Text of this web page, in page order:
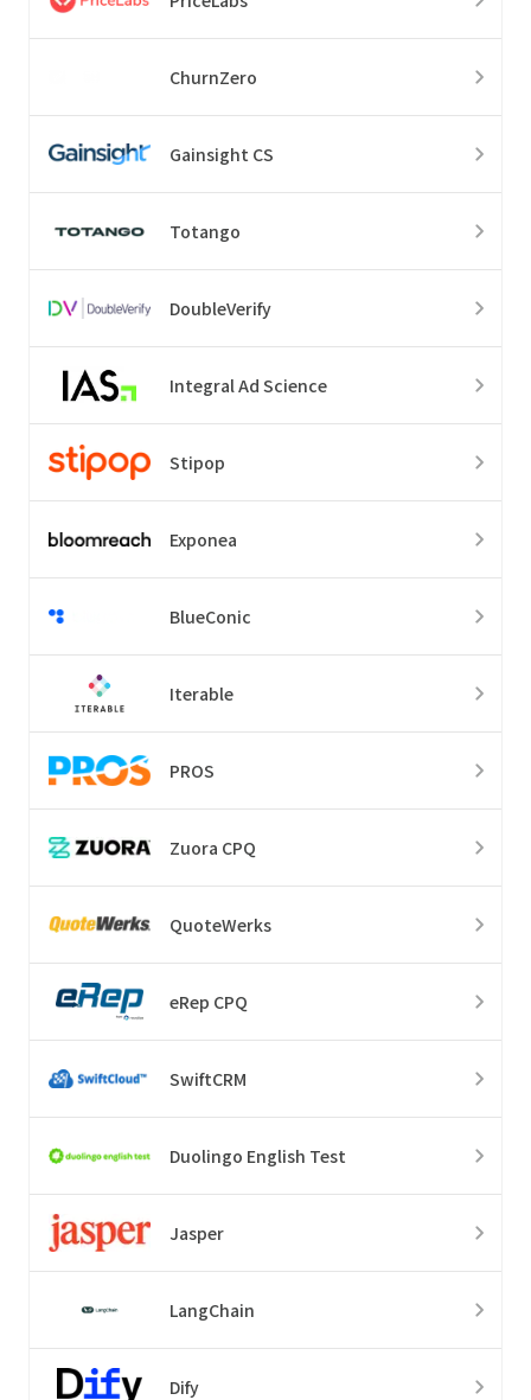
ChurnZero
Gainsight CS
Totango
DoubleVerify
Integral Ad Science
Stipop
Exponea
BlueConic
Iterable
PROS
Zuora CPQ
QuoteWerks
eRep CPQ
SwiftCRM
Duolingo English Test
Jasper
LangChain
Dify